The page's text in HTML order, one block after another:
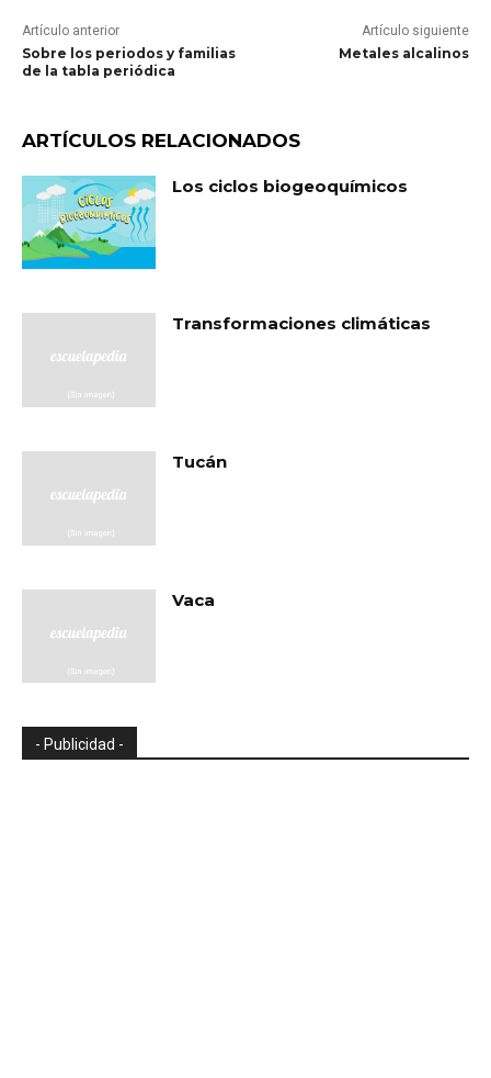
Artículo anterior
Sobre los periodos y familias
de la tabla periódica
Artículo siguiente
Metales alcalinos
ARTÍCULOS RELACIONADOS
Los ciclos biogeoquímicos
Transformaciones climáticas
Tucán
Vaca
- Publicidad -